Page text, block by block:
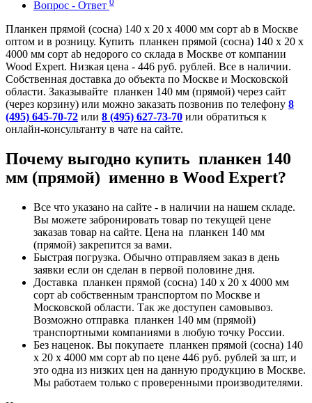
Вопрос - Ответ
Планкен прямой (сосна) 140 x 20 x 4000 мм сорт ab в Москве
оптом и в розницу. Купить планкен прямой (сосна) 140 x 20 x
4000 мм сорт ab недорого со склада в Москве от компании
Wood Expert. Низкая цена - 446 руб. рублей. Все в наличии.
Собственная доставка до объекта по Москве и Московской
области. Заказывайте планкен 140 мм (прямой) через сайт
(через корзину) или можно заказать позвонив по телефону 8
(495) 645-70-72 или 8 (495) 627-73-70 или обратиться к
онлайн-консультанту в чате на сайте.
Почему выгодно купить планкен 140
мм (прямой) именно в Wood Expert?
Все что указано на сайте - в наличии на нашем складе.
Вы можете забронировать товар по текущей цене
заказав товар на сайте. Цена на планкен 140 мм
(прямой) закрепится за вами.
Быстрая погрузка. Обычно отправляем заказ в день
заявки если он сделан в первой половине дня.
Доставка планкен прямой (сосна) 140 x 20 x 4000 мм
сорт ab собственным транспортом по Москве и
Московской области. Так же доступен самовывоз.
Возможно отправка планкен 140 мм (прямой)
транспортными компаниями в любую точку России.
Без наценок. Вы покупаете планкен прямой (сосна) 140
x 20 x 4000 мм сорт ab по цене 446 руб. рублей за шт, и
это одна из низких цен на данную продукцию в Москве.
Мы работаем только с проверенными производителями.